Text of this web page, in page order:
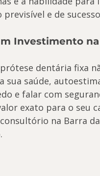
e de
Investimento na
dentária fixa
saúde,
e falar com
exato para o seu
consultório na Barra